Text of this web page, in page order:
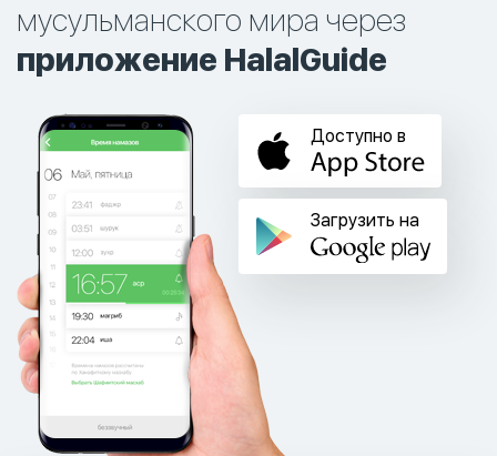
мусульманского мира через
приложение HalalGuide
Доступно в
Загрузить на